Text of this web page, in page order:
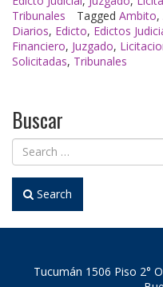
Tribunales
Tagged Ambito,
Diarios, Edicto, Edictos
Financiero, Juzgado,
Solicitadas, Tribunales
Buscar
Search
Tucumán 1506 Piso 2°